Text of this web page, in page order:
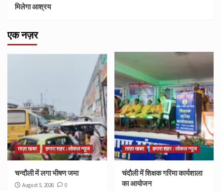
मिलेगा आश्रय
एक नज़र
ताज़ा खबर हमारा शहर : लोकल न्यूज
चन्दौली में लगा भीषण जमा
August 5, 2026 0
ताज़ा खबर हमारा शहर : लोकल न्यूज
चंदौली में शिक्षक गरिमा कार्यशाला
का आयोजन